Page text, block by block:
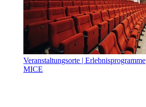
Veranstaltungsorte | Erlebnisprogramme
MICE